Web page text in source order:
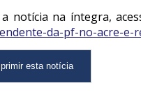
notícia na íntegra,
da-pf-no-acre-e-